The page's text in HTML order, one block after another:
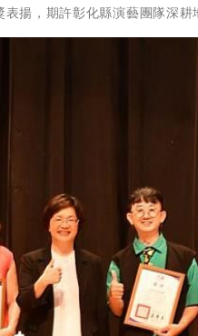
揚，期許彰化縣演藝團隊深耕